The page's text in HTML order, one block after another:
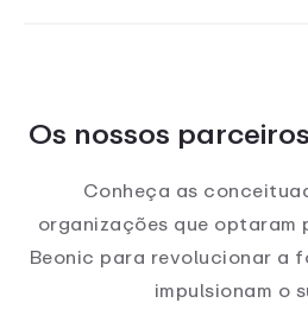
Os nossos
Conheça as
organizações que optaram
Beonic para revolucionar a
impulsionam o